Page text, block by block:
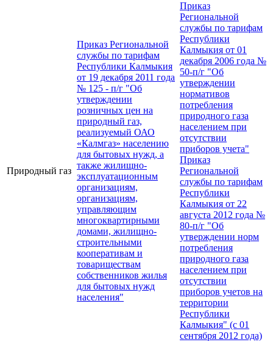
Природный газ
Приказ Региональной
службы по тарифам
Республики Калмыкия
от 19 декабря 2011 года
№ 125 - п/г "Об
утверждении
розничных цен на
природный газ,
реализуемый ОАО
«Калмгаз» населению
для бытовых нужд, а
также жилищно-
эксплуатационным
организациям,
организациям,
управляющим
многоквартирными
домами, жилищно-
строительными
кооперативам и
товариществам
собственников жилья
для бытовых нужд
населения"
Приказ
Региональной
службы по тарифам
Республики
Калмыкия от 01
декабря 2006 года №
50-п/г "Об
утверждении
нормативов
потребления
природного газа
населением при
отсутствии
приборов учета"
Приказ
Региональной
службы по тарифам
Республики
Калмыкия от 22
августа 2012 года №
80-п/г "Об
утверждении норм
потребления
природного газа
населением при
отсутствии
приборов учетов на
территории
Республики
Калмыкия" (с 01
сентября 2012 года)